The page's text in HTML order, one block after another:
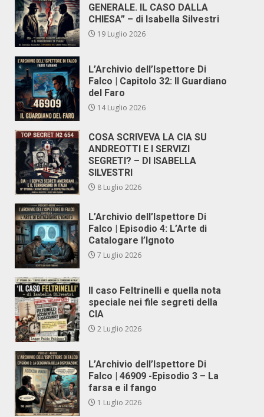
GENERALE. IL CASO DALLA
CHIESA” – di Isabella Silvestri
19 Luglio 2026
L’Archivio dell’Ispettore Di
Falco | Capitolo 32: Il Guardiano
del Faro
14 Luglio 2026
COSA SCRIVEVA LA CIA SU
ANDREOTTI E I SERVIZI
SEGRETI? – DI ISABELLA
SILVESTRI
8 Luglio 2026
L’Archivio dell’Ispettore Di
Falco | Episodio 4: L’Arte di
Catalogare l’Ignoto
7 Luglio 2026
Il caso Feltrinelli e quella nota
speciale nei file segreti della
CIA
2 Luglio 2026
L’Archivio dell’Ispettore Di
Falco | 46909 -Episodio 3 – La
farsa e il fango
1 Luglio 2026